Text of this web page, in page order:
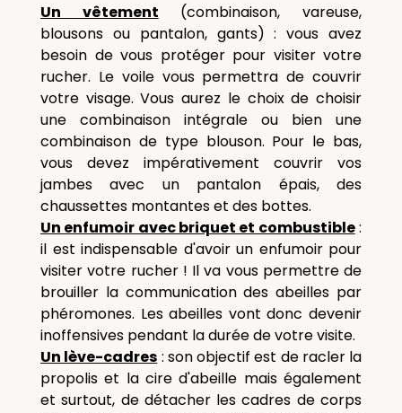
Un vêtement (combinaison, vareuse,
blousons ou pantalon, gants) : vous avez
besoin de vous protéger pour visiter votre
rucher. Le voile vous permettra de couvrir
votre visage. Vous aurez le choix de choisir
une combinaison intégrale ou bien une
combinaison de type blouson. Pour le bas,
vous devez impérativement couvrir vos
jambes avec un pantalon épais, des
chaussettes montantes et des bottes.
Un enfumoir avec briquet et combustible:
il est indispensable d'avoir un enfumoir pour
visiter votre rucher ! Il va vous permettre de
brouiller la communication des abeilles par
phéromones. Les abeilles vont donc devenir
inoffensives pendant la durée de votre visite.
Un lève-cadres : son objectif est de racler la
propolis et la cire d'abeille mais également
et surtout, de détacher les cadres de corps